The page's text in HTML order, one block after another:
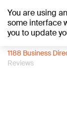
You are using
some interface
you to update
1188 Business
Reviews